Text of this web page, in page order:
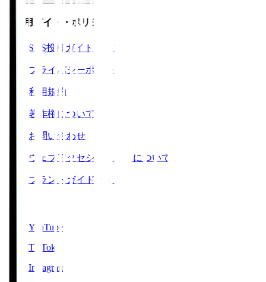
ご利用ガイド・ポリシー
SNS投稿ガイドライン
プライバシーポリシー
利用規約
著作権について
お問い合わせ
ウェブアクセシビリティについて
ブランドガイドライン
YouTube
TikTok
Instagram